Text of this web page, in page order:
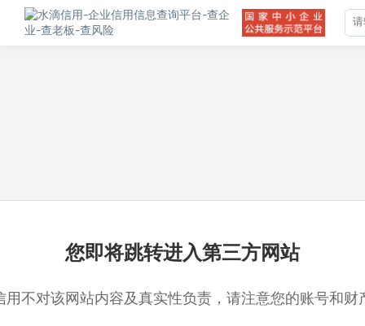
您即将跳转进入第三方网站
用不对该网站内容及真实性负责，请注意您的账号和财